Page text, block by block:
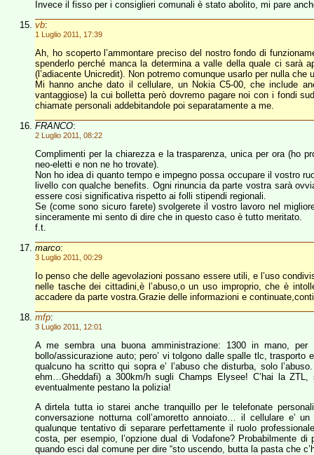
Invece il fisso per i consiglieri comunali è stato abolito, mi pare
vb:
1 Luglio 2011, 17:39
Ah, ho scoperto l’ammontare preciso del nostro fondo di
spenderlo perché manca la determina a valle della quale ci sarà
(l’adiacente Unicredit). Non potremo comunque usarlo per nulla
Mi hanno anche dato il cellulare, un Nokia C5-00, che include
vantaggiose) la cui bolletta però dovremo pagare noi con i fondi
chiamate personali addebitandole poi separatamente a me.
FRANCO:
2 Luglio 2011, 08:22
Complimenti per la chiarezza e la trasparenza, unica per ora (ho
neo-eletti e non ne ho trovate).
Non ho idea di quanto tempo e impegno possa occupare il vostro
livello con qualche benefits. Ogni rinuncia da parte vostra sarà
essere cosi significativa rispetto ai folli stipendi regionali.
Se (come sono sicuro farete) svolgerete il vostro lavoro nel
sinceramente mi sento di dire che in questo caso è tutto meritato.
f.t.
marco:
3 Luglio 2011, 00:29
Io penso che delle agevolazioni possano essere utili, e l’uso
nelle tasche dei cittadini,è l’abuso,o un uso improprio, che è
accadere da parte vostra.Grazie delle informazioni e
mfp:
3 Luglio 2011, 12:01
A me sembra una buona amministrazione: 1300 in mano,
bollo/assicurazione auto; pero’ vi tolgono dalle spalle tlc,
qualcuno ha scritto qui sopra e’ l’abuso che disturba, solo
ehm…Gheddafi) a 300km/h sugli Champs Elysee! C’hai la
eventualmente pestano la polizia!
A dirtela tutta io starei anche tranquillo per le telefonate
conversazione notturna coll’amoretto annoiato… il cellulare e’
qualunque tentativo di separare perfettamente il ruolo
costa, per esempio, l’opzione dual di Vodafone? Probabilmente
quando esci dal comune per dire “sto uscendo, butta la pasta che